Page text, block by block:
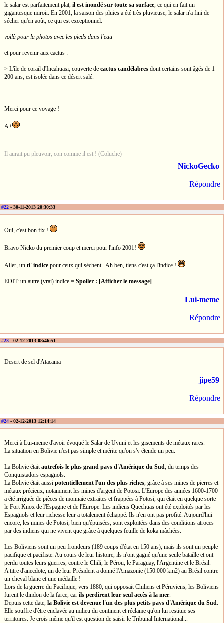
le salar est parfaitement plat, il est inondé sur toute sa surface, ce qui en fait un
gigantesque miroir. En 2001, la saison des pluies a été très pluvieuse, le salar n'a fini de
sécher qu'en août, ce qui est exceptionnel.
voilà pour la photos avec les pieds dans l'eau
et pour revenir aux cactus :
> L'île de corail d'Incahuasi, couverte de cactus candélabres dont certains sont âgés de 1
200 ans, est isolée dans ce désert salé.
Merci pour ce voyage !
A+
Il aurait pu pleuvoir, con comme il est ! (Coluche)
NickoGecko
Répondre
#22 - 30-11-2013 20:30:33
Oui, c'est bon fix !
Bravo Nicko du premier coup et merci pour l'info 2001!
Aller, un ti' indice pour ceux qui sèchent.. Ah ben, tiens c'est ça l'indice !
EDIT: un autre (vrai) indice = Spoiler : [Afficher le message]
Lui-meme
Répondre
#23 - 02-12-2013 08:46:51
Desert de sel d'Atacama
jipe59
Répondre
#24 - 02-12-2013 12:14:14
Merci à Lui-meme d'avoir évoqué le Salar de Uyuni et les gisements de métaux rares.
La situation en Bolivie n'est pas simple et mérite qu'on s'y étende un peu.
La Bolivie était autrefois le plus grand pays d'Amérique du Sud , du temps des
Conquistadors espagnols.
La Bolivie était aussi potentiellement l'un des plus riches , grâce à ses mines de pierres et
métaux précieux, notamment les mines d'argent de Potosi. L'Europe des années 1600-1700
a été irriguée de pièces de monnaie extraites et frappées à Potosi, qui était en quelque sorte
le Fort Knox de l'Espagne et de l'Europe. Les indiens Quechuas ont été exploités par les
Espagnols et leur richesse leur a totalement échappé. Ils n'en ont pas profité. Aujourd'hui
encore, les mines de Potosi, bien qu'épuisées, sont exploitées dans des conditions atroces
par des indiens qui ne vivent que grâce à quelques feuille de koka mâchées.
Les Boliviens sont un peu frondeurs (189 coups d'état en 150 ans), mais ils sont un peuple
pacifique et pacifiste. Au cours de leur histoire, ils n'ont gagné qu'une seule bataille et ont
perdu toutes leurs guerres, contre le Chili, le Pérou, le Paraguay, l'Argentine et le Brésil.
A titre d'anecdote, un de leur Président a donné l'Amazonie (150.000 km2) au Brésil contre
un cheval blanc et une médaille !
Lors de la guerre du Pacifique, vers 1880, qui opposait Chiliens et Péruviens, les Boliviens
furent le dindon de la farce, car ils perdirent leur seul accès à la mer
Depuis cette date, la Bolivie est devenue l'un des plus petits pays d'Amérique du Sud
Elle souffre d'être enclavée au milieu du continent et réclame qu'on lui restitue ses
territoires. Je crois même qu'il est question de saisir le Tribunal International...